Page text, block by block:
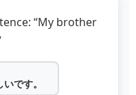
“My brother
です。